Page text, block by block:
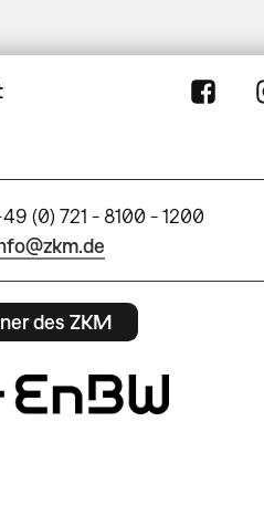
(0) 721 - 8100 - 1200
des ZKM